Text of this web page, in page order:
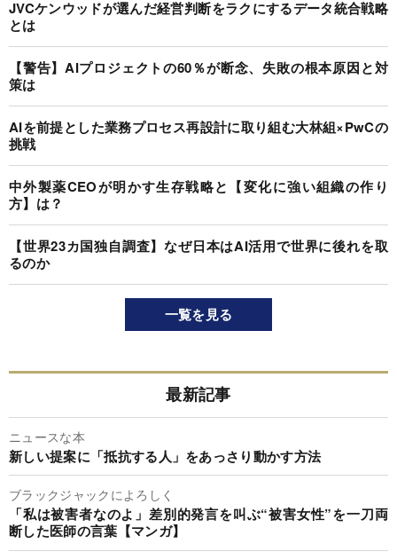
JVCケンウッドが選んだ経営判断をラクにするデータ統合戦略
とは
【警告】AIプロジェクトの60％が断念、失敗の根本原因と対
策は
AIを前提とした業務プロセス再設計に取り組む大林組×PwCの
挑戦
中外製薬CEOが明かす生存戦略と【変化に強い組織の作り
方】は？
【世界23カ国独自調査】なぜ日本はAI活用で世界に後れを取
るのか
一覧を見る
最新記事
ニュースな本
新しい提案に「抵抗する人」をあっさり動かす方法
ブラックジャックによろしく
「私は被害者なのよ」差別的発言を叫ぶ“被害女性”を一刀両
断した医師の言葉【マンガ】